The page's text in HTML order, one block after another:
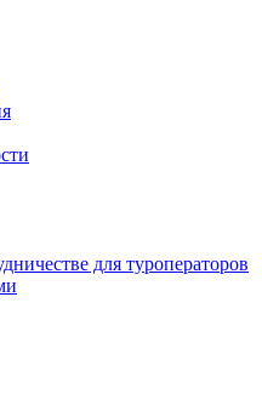
для туроператоров